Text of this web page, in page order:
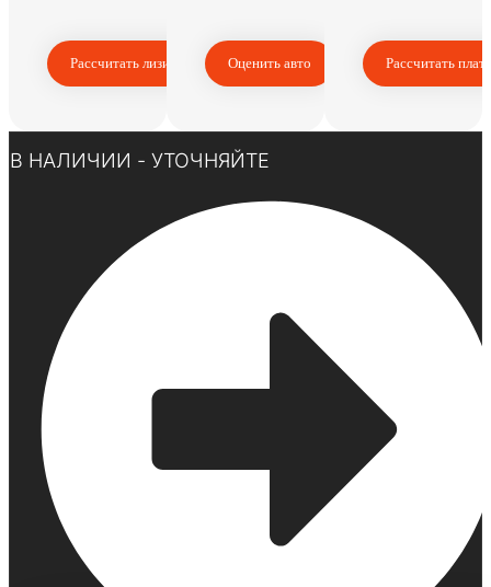
Рассчитать лизинг Оценить авто Рассчитать
В НАЛИЧИИ - УТОЧНЯЙТЕ